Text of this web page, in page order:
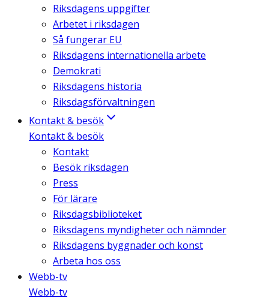
Riksdagens uppgifter
Arbetet i riksdagen
Så fungerar EU
Riksdagens internationella arbete
Demokrati
Riksdagens historia
Riksdagsförvaltningen
Kontakt & besök
Kontakt & besök
Kontakt
Besök riksdagen
Press
För lärare
Riksdagsbiblioteket
Riksdagens myndigheter och nämnder
Riksdagens byggnader och konst
Arbeta hos oss
Webb-tv
Webb-tv